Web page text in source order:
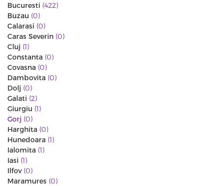
Bucuresti (422)
Buzau (0)
Calarasi (0)
Caras Severin (0)
Cluj (1)
Constanta (0)
Covasna (0)
Dambovita (0)
Dolj (0)
Galati (2)
Giurgiu (1)
Gorj (0)
Harghita (0)
Hunedoara (1)
Ialomita (1)
Iasi (1)
Ilfov (0)
Maramures (0)